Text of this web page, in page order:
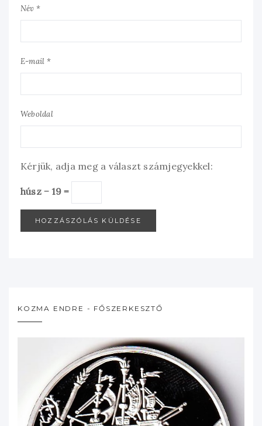
Név *
E-mail *
Weboldal
Kérjük, adja meg a választ számjegyekkel:
húsz − 19 =
KOZMA ENDRE - FŐSZERKESZTŐ